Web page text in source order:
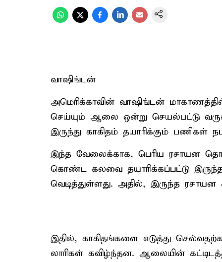
வாஷிங்டன்
அமெரிக்காவின் வாஷிங்டன்
செய்யும் ஆலை ஒன்று செயல்பட்டு
இருந்து காகிதம் தயாரிக்கும் பணிகள்
இந்த வேலைக்காக, பெரிய ரசாயன
கொண்ட கலவை தயாரிக்கப்பட்டு
வெடித்துள்ளது. அதில், இருந்த
இதில், காகிதங்களை எடுத்து
லாரிகள் கவிழ்ந்தன. ஆலையின்